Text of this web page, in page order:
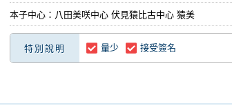
本子中心：八田美咲中心 伏見猿比古中心 猿美
特別說明 量少 接受簽名